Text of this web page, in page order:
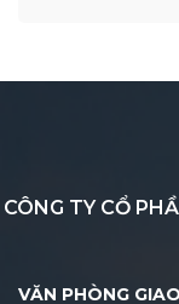
CÔNG TY CỔ
VĂN PHÒNG